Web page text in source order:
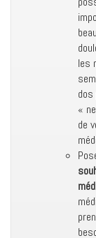
les
dos
«
de